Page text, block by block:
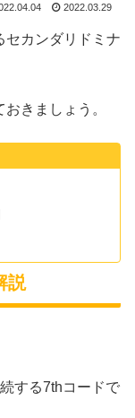
2022.03.29
セカンダリドミナ
きましょう。
説
する7thコードで